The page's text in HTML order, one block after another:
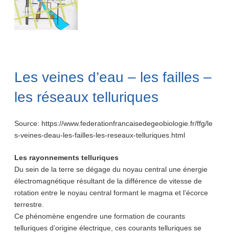
Les veines d’eau – les failles –
les réseaux telluriques
Source: https://www.federationfrancaisedegeobiologie.fr/ffg/le
s-veines-deau-les-failles-les-reseaux-telluriques.html
Les rayonnements telluriques
Du sein de la terre se dégage du noyau central une énergie
électromagnétique résultant de la différence de vitesse de
rotation entre le noyau central formant le magma et l’écorce
terrestre.
Ce phénomène engendre une formation de courants
telluriques d’origine électrique, ces courants telluriques se